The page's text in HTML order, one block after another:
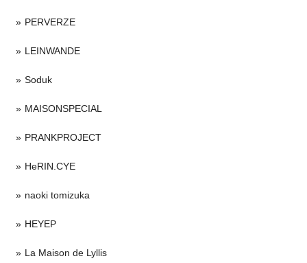
PERVERZE
LEINWANDE
Soduk
MAISONSPECIAL
PRANKPROJECT
HeRIN.CYE
naoki tomizuka
HEYEP
La Maison de Lyllis